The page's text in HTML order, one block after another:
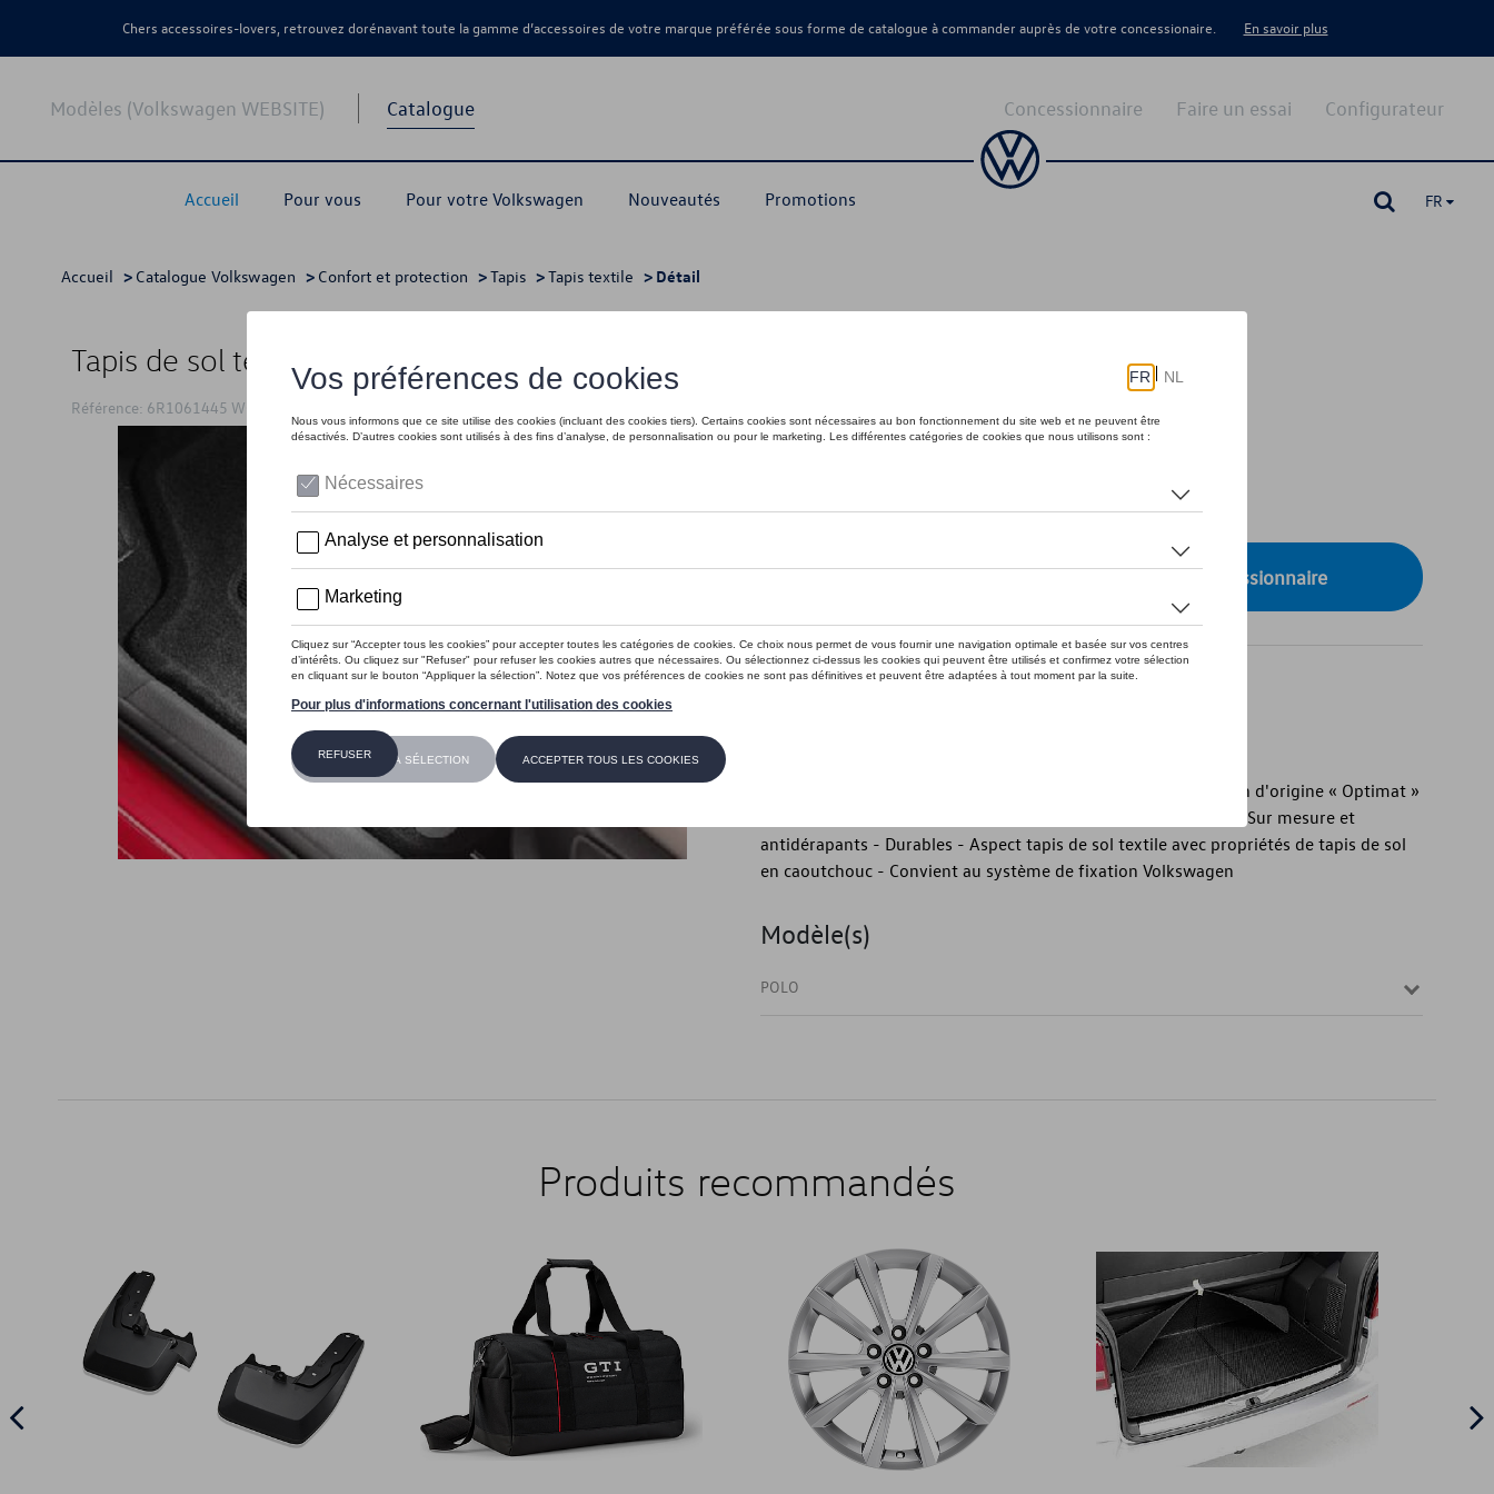
Chers accessoires-lovers, retrouvez dorénavant toute la gamme d’accessoires de votre marque préférée sous forme de catalogue à commander auprès de votre concessionaire. En savoir plus
Modèles (Volkswagen WEBSITE) Catalogue
Accueil Pour vous Pour votre Volkswagen Nouveautés Promotions
Configurateur
Faire un essai
Concessionnaire
FR
Accueil > Catalogue Volkswagen > Confort et protection >Tapis >Tapis textile > Détail
Tapis de sol textiles, Optimat, set pour avant et arrière, Noir
Référence: 6R1061445 WGK
Ce produit n'est actuellement pas de stock
Vérifiez la disponibilité auprès de votre concessionnaire
Introduction
Tapis de sol textiles Optimat : - Tapis de sol textiles Volkswagen d'origine « Optimat »
- Jeu de 4 pour l'avant et l'arrière - Avec lettrage du véhicule - Sur mesure et
antidérapants - Durables - Aspect tapis de sol textile avec propriétés de tapis de sol
en caoutchouc - Convient au système de fixation Volkswagen
Modèle(s)
POLO
Produits recommandés